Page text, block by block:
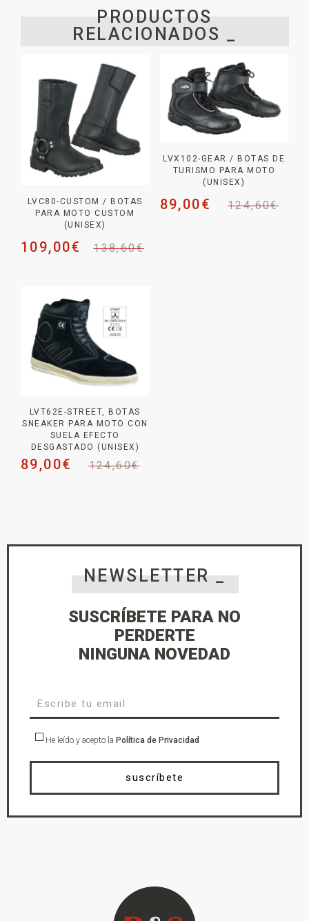
PRODUCTOS
RELACIONADOS _
LVC80-CUSTOM / BOTAS
PARA MOTO CUSTOM
(UNISEX)
138,60€
109,00€
LVX102-GEAR / BOTAS DE
TURISMO PARA MOTO
(UNISEX)
124,60€
89,00€
LVT62E-STREET, BOTAS
SNEAKER PARA MOTO CON
SUELA EFECTO
DESGASTADO (UNISEX)
124,60€
89,00€
NEWSLETTER _
SUSCRÍBETE PARA NO
PERDERTE
NINGUNA NOVEDAD
He leído y acepto la Política de Privacidad
suscríbete